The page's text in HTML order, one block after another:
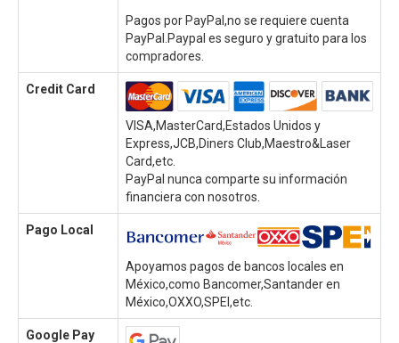
Pagos por PayPal,no se requiere cuenta
PayPal.Paypal es seguro y gratuito para los
compradores.
Credit Card
VISA,MasterCard,Estados Unidos y
Express,JCB,Diners Club,Maestro&Laser
Card,etc.
PayPal nunca comparte su información
financiera con nosotros.
Pago Local
Apoyamos pagos de bancos locales en
México,como Bancomer,Santander en
México,OXXO,SPEI,etc.
Google Pay